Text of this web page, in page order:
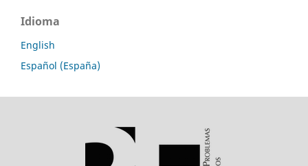
Idioma
English
Español (España)